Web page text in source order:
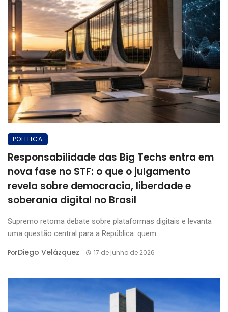
POLITICA
Responsabilidade das Big Techs entra em
nova fase no STF: o que o julgamento
revela sobre democracia, liberdade e
soberania digital no Brasil
Supremo retoma debate sobre plataformas digitais e levanta
uma questão central para a República: quem ...
PorDiego Velázquez 17 de junho de 2026